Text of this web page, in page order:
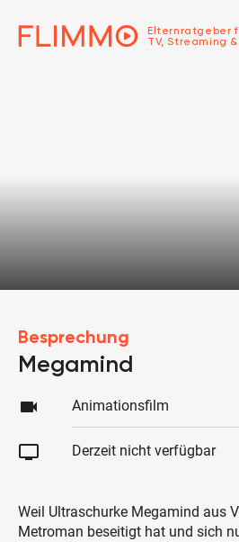
Elternratgeber
TV, Streaming &
Besprechung
Megamind
videocam Animationsfilm
tv Derzeit nicht verfügbar
Weil Ultraschurke Megamind aus
Metroman beseitigt hat und sich